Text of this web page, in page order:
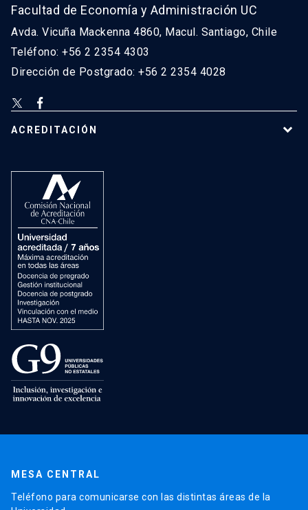
Facultad de Economía y Administración UC
Avda. Vicuña Mackenna 4860, Macul. Santiago, Chile
Teléfono: +56 2 2354 4303
Dirección de Postgrado: +56 2 2354 4028
ACREDITACIÓN
MESA CENTRAL
Teléfono para comunicarse con las distintas áreas de la